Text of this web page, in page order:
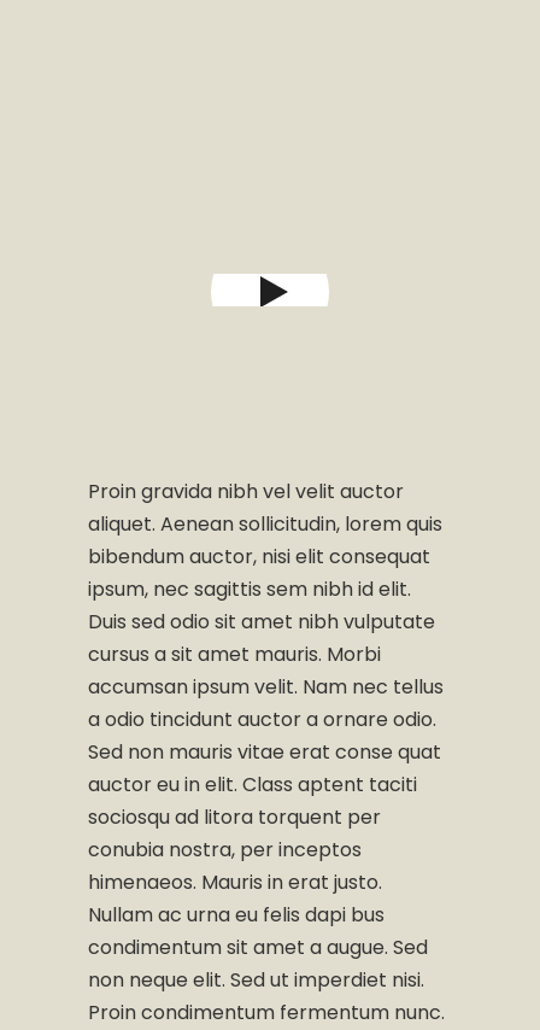
Proin gravida nibh vel velit auctor
aliquet. Aenean sollicitudin, lorem quis
bibendum auctor, nisi elit consequat
ipsum, nec sagittis sem nibh id elit.
Duis sed odio sit amet nibh vulputate
cursus a sit amet mauris. Morbi
accumsan ipsum velit. Nam nec tellus
a odio tincidunt auctor a ornare odio.
Sed non mauris vitae erat conse quat
auctor eu in elit. Class aptent taciti
sociosqu ad litora torquent per
conubia nostra, per inceptos
himenaeos. Mauris in erat justo.
Nullam ac urna eu felis dapi bus
condimentum sit amet a augue. Sed
non neque elit. Sed ut imperdiet nisi.
Proin condimentum fermentum nunc.